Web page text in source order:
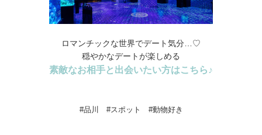
ロマンチックな世界でデート気分…♡
穏やかなデートが楽しめる
素敵なお相手と出会いたい方はこちら♪
#品川 #スポット #動物好き